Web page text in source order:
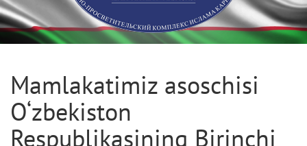
Mamlakatimiz asoschisi
O‘zbekiston
Respublikasining Birinchi